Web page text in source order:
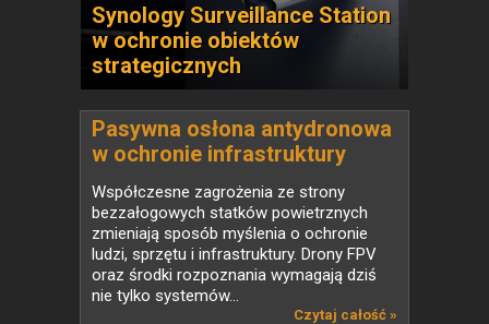
Synology Surveillance Station
w ochronie obiektów
strategicznych
Pasywna osłona antydronowa
w ochronie infrastruktury
krytycznej
Współczesne zagrożenia ze strony
bezzałogowych statków powietrznych
zmieniają sposób myślenia o ochronie
ludzi, sprzętu i infrastruktury. Drony FPV
oraz środki rozpoznania wymagają dziś
nie tylko systemów...
Czytaj całość »